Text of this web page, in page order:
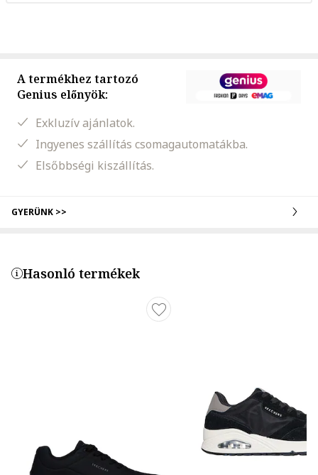
A termékhez tartozó
Genius előnyök:
Exkluzív ajánlatok.
Ingyenes szállítás csomagautomatákba.
Elsőbbségi kiszállítás.
GYERÜNK >>
Hasonló termékek